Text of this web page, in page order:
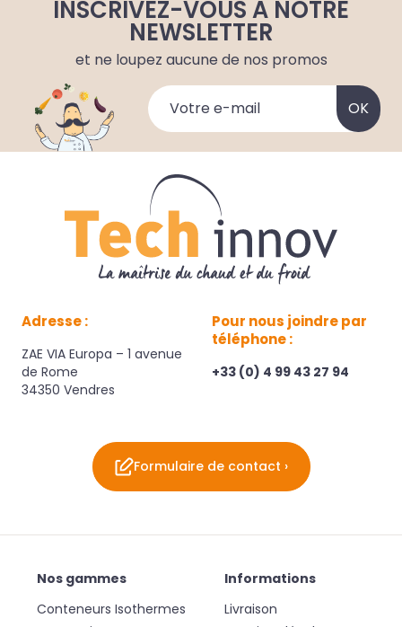
INSCRIVEZ-VOUS À NOTRE
NEWSLETTER
et ne loupez aucune de nos promos
Adresse :
ZAE VIA Europa – 1 avenue
de Rome
34350 Vendres
Pour nous joindre par
téléphone :
+33 (0) 4 99 43 27 94
Formulaire de contact ›
Nos gammes
Conteneurs Isothermes
Informations
Livraison